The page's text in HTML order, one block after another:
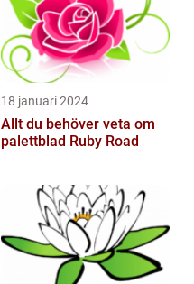
18 januari 2024
Allt du behöver veta om
palettblad Ruby Road